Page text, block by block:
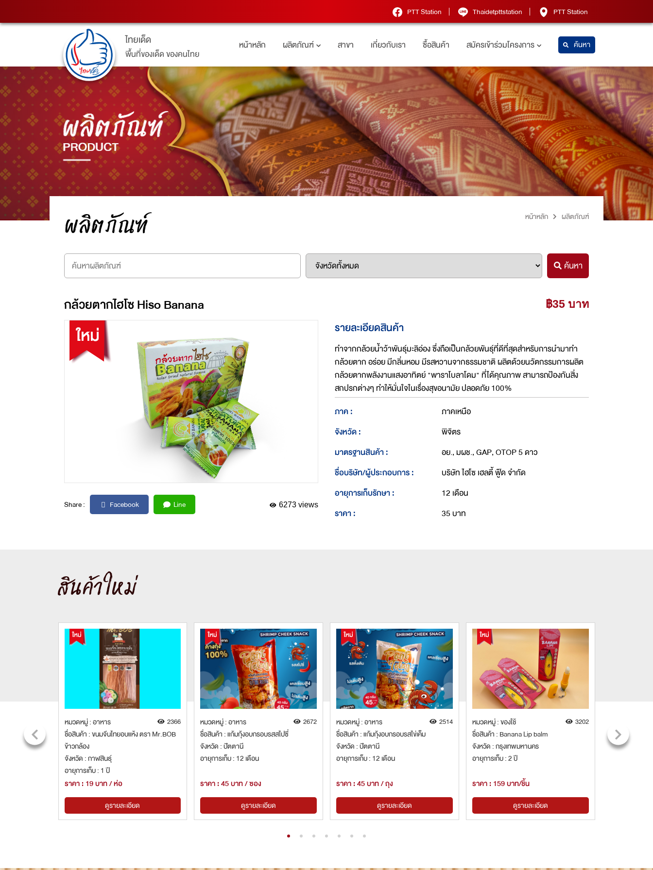
PTT Station Thaidetpttstation PTT Station
ไทยเด็ด
พื้นที่ของเด็ด ของคนไทย
หน้าหลัก ผลิตภัณฑ์ สาขา เกี่ยวกับเรา ซื้อสินค้า สมัครเข้าร่วมโครงการ ค้นหา
ผลิตภัณฑ์ หน้าหลัก ผลิตภัณฑ์
ค้นหา
กล้วยตากไฮโซ Hiso Banana ฿35 บาท
Share : Facebook Line 6273 views
รายละเอียดสินค้า
ทำจากกล้วยน้ำว้าพันธุ์มะลิอ่อง ซึ่งถือเป็นกล้วยพันธุ์ที่ดีที่สุดสำหรับการนำมาทำ
กล้วยตาก อร่อย มีกลิ่นหอม มีรสหวานจากธรรมชาติ ผลิตด้วยนวัตกรรมการผลิต
กล้วยตากพลังงานแสงอาทิตย์ "พาราโบลาโดม" ที่ได้คุณภาพ สามารถป้องกันสิ่ง
สกปรกต่างๆ ทำให้มั่นใจในเรื่องสุขอนามัย ปลอดภัย 100%
ภาค :
ภาคเหนือ
จังหวัด :
พิจิตร
มาตรฐานสินค้า :
อย., มผช., GAP, OTOP 5 ดาว
ชื่อบริษัท/ผู้ประกอบการ :
บริษัท ไฮโซ เฮลตี้ ฟู๊ด จำกัด
อายุการเก็บรักษา :
12 เดือน
ราคา :
35 บาท
สินค้าใหม่
สดั้งเดิม
หมวดหมู่ : อาหาร 2366
ชื่อสินค้า : ขนมจีนไทยอบแห้ง ตรา Mr.BOB
ข้าวกล้อง
จังหวัด : กาฬสินธุ์
อายุการเก็บ : 1 ปี
ราคา : 19 บาท / ห่อ
ดูรายละเอียด
หมวดหมู่ : อาหาร 2672
ชื่อสินค้า : แก้มกุ้งอบกรอบรสสไปซี่
จังหวัด : ปัตตานี
อายุการเก็บ : 12 เดือน
ราคา : 45 บาท / ซอง
ดูรายละเอียด
หมวดหมู่ : อาหาร 2514
ชื่อสินค้า : แก้มกุ้งอบกรอบรสไข่เค็ม
จังหวัด : ปัตตานี
อายุการเก็บ : 12 เดือน
ราคา : 45 บาท / ถุง
ดูรายละเอียด
หมวดหมู่ : ของใช้ 3202
ชื่อสินค้า : Banana Lip balm
จังหวัด : กรุงเทพมหานคร
อายุการเก็บ : 2 ปี
ราคา : 159 บาท/ชิ้น
ดูรายละเอียด
ชื่อสินค้า : รอง
จังหวัด : นนทบุรี